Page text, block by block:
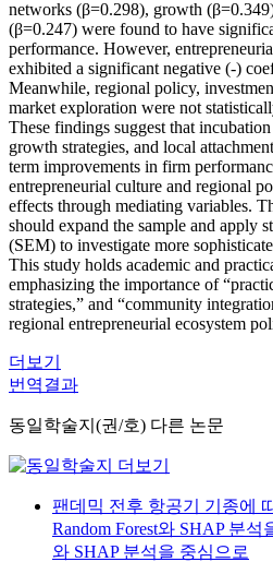
networks (β=0.298), growth
(β=0.247) were found to have
performance. However,
exhibited a significant negative (-)
Meanwhile, regional policy,
market exploration were not
These findings suggest that
growth strategies, and local
term improvements in firm
entrepreneurial culture and regional
effects through mediating variables.
should expand the sample and apply
(SEM) to investigate more
This study holds academic and
emphasizing the importance of
strategies,” and “community
regional entrepreneurial ecosystem
더보기
번역결과
동일학술지(권/호) 다른 논문
팬데믹 전후 항공기 기종에
Random Forest와 SHAP 분석
와 SHAP 분석을 중심으로